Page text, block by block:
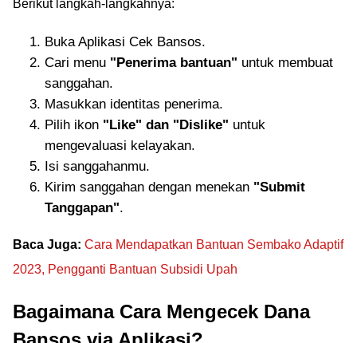
Berikut langkah-langkahnya:
Buka Aplikasi Cek Bansos.
Cari menu "Penerima bantuan" untuk membuat
sanggahan.
Masukkan identitas penerima.
Pilih ikon "Like" dan "Dislike" untuk
mengevaluasi kelayakan.
Isi sanggahanmu.
Kirim sanggahan dengan menekan "Submit
Tanggapan".
Baca Juga: Cara Mendapatkan Bantuan Sembako Adaptif
2023, Pengganti Bantuan Subsidi Upah
Bagaimana Cara Mengecek Dana